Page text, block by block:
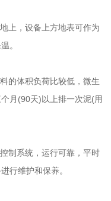
，设备上方地表可作为
。
体积负荷比较低，微生
月(90天)以上排一次泥(用
系统，运行可靠，平时
行维护和保养。